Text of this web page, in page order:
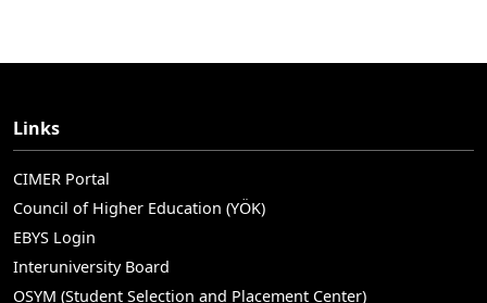
Links
CIMER Portal
Council of Higher Education (YÖK)
EBYS Login
Interuniversity Board
OSYM (Student Selection and Placement Center)